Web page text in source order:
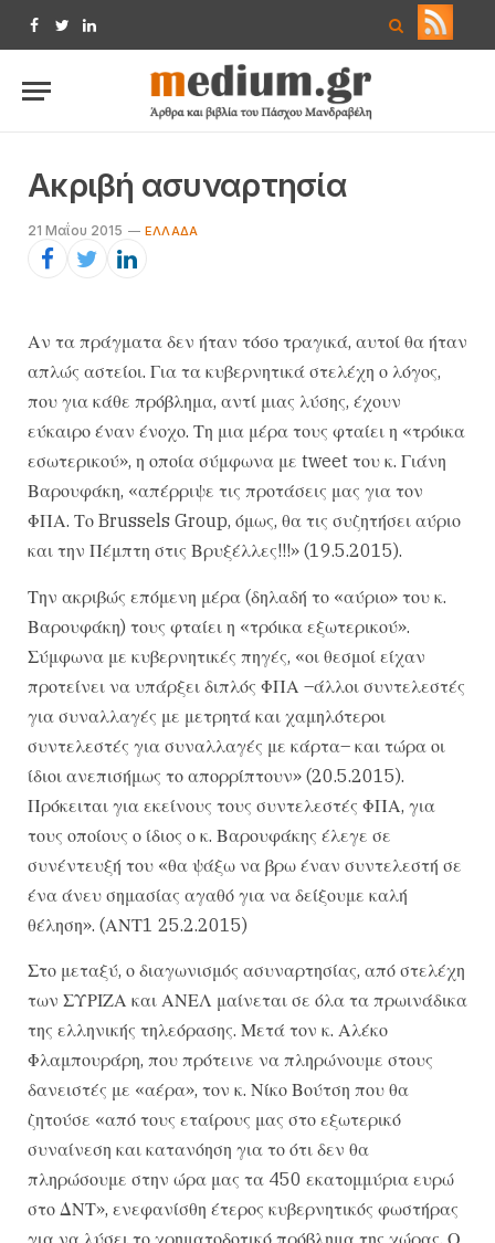
Facebook
TwitterLinkedIn
Ακριβή ασυναρτησία
21 Μαΐου 2015 ΕΛΛΆΔΑ
Αν τα πράγματα δεν ήταν τόσο τραγικά, αυτοί θα ήταν
απλώς αστείοι. Για τα κυβερνητικά στελέχη ο λόγος,
που για κάθε πρόβλημα, αντί μιας λύσης, έχουν
εύκαιρο έναν ένοχο. Τη μια μέρα τους φταίει η «τρόικα
εσωτερικού», η οποία σύμφωνα με tweet του κ. Γιάνη
Βαρουφάκη, «απέρριψε τις προτάσεις μας για τον
ΦΠΑ. Το Brussels Group, όμως, θα τις συζητήσει αύριο
και την Πέμπτη στις Βρυξέλλες!!!» (19.5.2015).
Την ακριβώς επόμενη μέρα (δηλαδή το «αύριο» του κ.
Βαρουφάκη) τους φταίει η «τρόικα εξωτερικού».
Σύμφωνα με κυβερνητικές πηγές, «οι θεσμοί είχαν
προτείνει να υπάρξει διπλός ΦΠΑ –άλλοι συντελεστές
για συναλλαγές με μετρητά και χαμηλότεροι
συντελεστές για συναλλαγές με κάρτα– και τώρα οι
ίδιοι ανεπισήμως το απορρίπτουν» (20.5.2015).
Πρόκειται για εκείνους τους συντελεστές ΦΠΑ, για
τους οποίους ο ίδιος ο κ. Βαρουφάκης έλεγε σε
συνέντευξή του «θα ψάξω να βρω έναν συντελεστή σε
ένα άνευ σημασίας αγαθό για να δείξουμε καλή
θέληση». (ΑΝΤ1 25.2.2015)
Στο μεταξύ, ο διαγωνισμός ασυναρτησίας, από στελέχη
των ΣΥΡΙΖΑ και ΑΝΕΛ μαίνεται σε όλα τα πρωινάδικα
της ελληνικής τηλεόρασης. Μετά τον κ. Αλέκο
Φλαμπουράρη, που πρότεινε να πληρώνουμε στους
δανειστές με «αέρα», τον κ. Νίκο Βούτση που θα
ζητούσε «από τους εταίρους μας στο εξωτερικό
συναίνεση και κατανόηση για το ότι δεν θα
πληρώσουμε στην ώρα μας τα 450 εκατομμύρια ευρώ
στο ΔΝΤ», ενεφανίσθη έτερος κυβερνητικός φωστήρας